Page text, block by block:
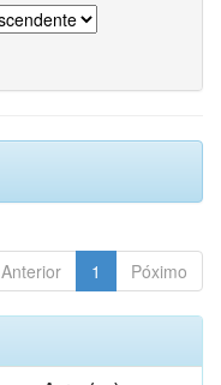
Anterior 1 Póximo